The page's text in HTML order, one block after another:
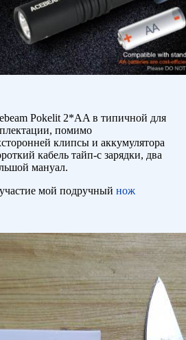
Pokelit 2*AA в типичной для
помимо
клипсы и аккумулятора
кабель тайп-с зарядки, два
мануал.
мой подручный нож